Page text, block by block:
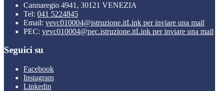
Cannaregio 4941, 30121 VENEZIA
Tel: 041 5224845
Email: vevc010004@istruzione.itLink per inviare una mail
PEC: vevc010004@pec.istruzione.itLink per inviare una mail
Seguici su
Facebook
Instagram
Linkedin